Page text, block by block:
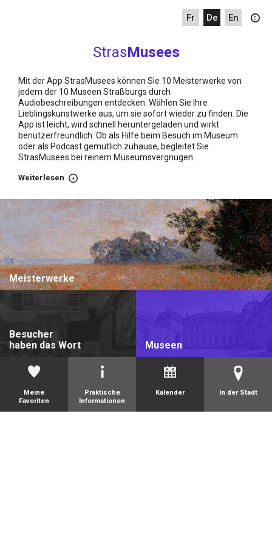
fr de en
StrasMusees
Mit der App StrasMusees können Sie 10 Meisterwerke von
jedem der 10 Museen Straßburgs durch
Audiobeschreibungen entdecken. Wählen Sie Ihre
Lieblingskunstwerke aus, um sie sofort wieder zu finden. Die
App ist leicht, wird schnell heruntergeladen und wirkt
benutzerfreundlich. Ob als Hilfe beim Besuch im Museum
oder als Podcast gemütlich zuhause, begleitet Sie
StrasMusees bei reinem Museumsvergnügen.
Weiterlesen über
Meisterwerke
Besucher
haben das Wort
Museen
Meine
Favoriten
Praktische
Informationen
Kalender In der Stadt